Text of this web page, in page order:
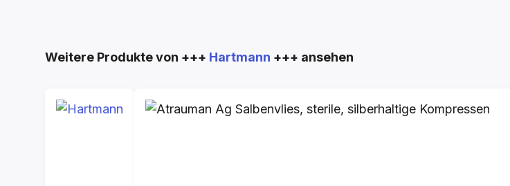
Produktgalerie überspringen
Weitere Produkte von +++ Hartmann +++ ansehen